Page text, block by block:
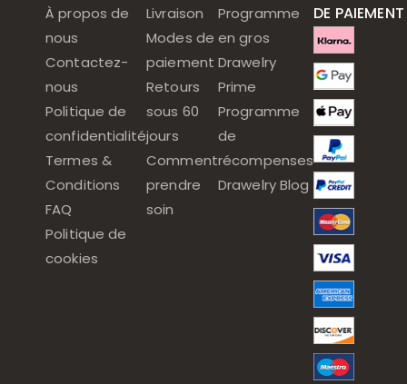
À propos de
nous
Contactez-
nous
Politique de
confidentialité
Termes &
Conditions
FAQ
Politique de
cookies
Livraison
Modes de
paiement
Retours
sous 60
jours
Comment
prendre
soin
Programme
en gros
Drawelry
Prime
Programme
de
récompenses
Drawelry Blog
DE PAIEMENT